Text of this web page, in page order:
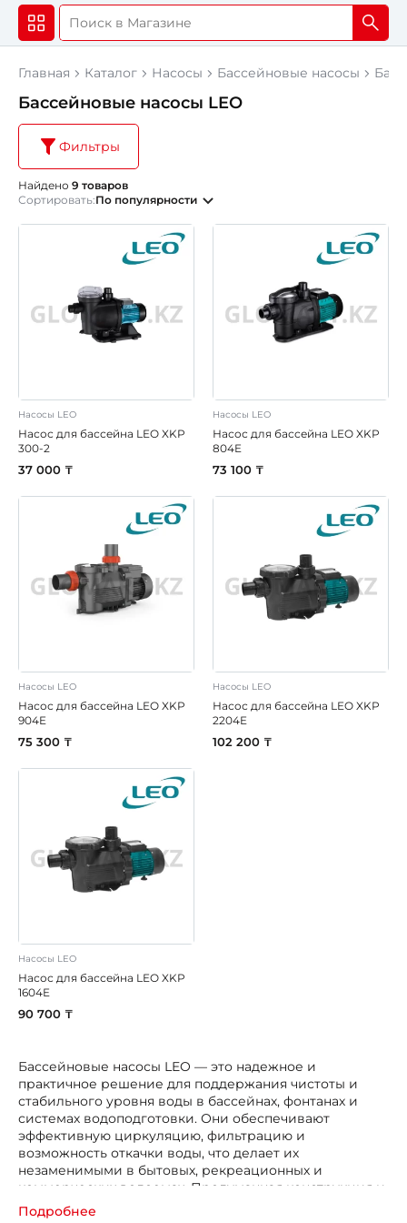
Главная Каталог Насосы Бассейновые насосы
Бассейновые насосы LEO
Фильтры
Найдено 9 товаров
Сортировать:По популярности
Насосы LEO
Насос для бассейна LEO XKP
300-2
37 000 ₸
Насосы LEO
Насос для бассейна LEO XKP
804E
73 100 ₸
Насосы LEO
Насос для бассейна LEO XKP
904E
75 300 ₸
Насосы LEO
Насос для бассейна LEO XKP
2204E
102 200 ₸
Насосы LEO
Насос для бассейна LEO XKP
1604E
90 700 ₸
Бассейновые насосы LEO — это надежное и
практичное решение для поддержания чистоты и
стабильного уровня воды в бассейнах, фонтанах и
системах водоподготовки. Они обеспечивают
эффективную циркуляцию, фильтрацию и
возможность откачки воды, что делает их
незаменимыми в бытовых, рекреационных и
коммерческих водоемах. Продуманная конструкция и
современные технологии делают оборудование LEO
Подробнее